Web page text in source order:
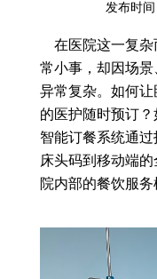
发布时
在医院这一复杂
常小事，却因场
异常复杂。如何
的医护随时预订
智能订餐系统通
床头码到移动端
院内部的餐饮服务